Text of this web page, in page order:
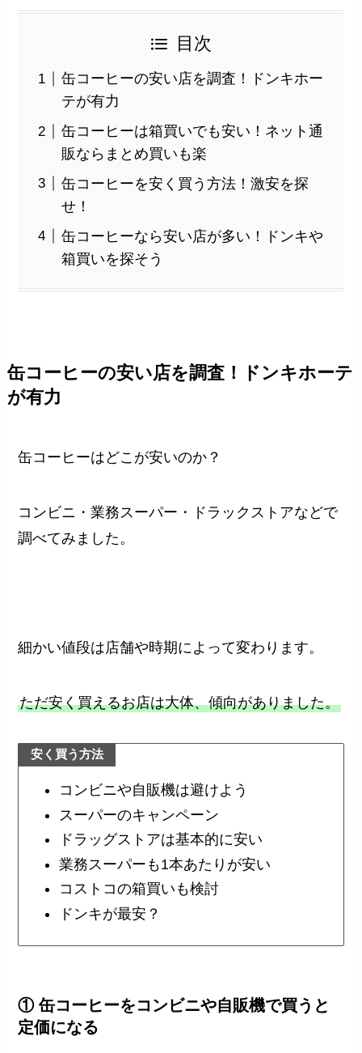
目次
缶コーヒーの安い店を調査！ドンキホー
テが有力
缶コーヒーは箱買いでも安い！ネット通
販ならまとめ買いも楽
缶コーヒーを安く買う方法！激安を探
せ！
缶コーヒーなら安い店が多い！ドンキや
箱買いを探そう
缶コーヒーの安い店を調査！ドンキホーテ
が有力
缶コーヒーはどこが安いのか？
コンビニ・業務スーパー・ドラックストアなどで
調べてみました。
細かい値段は店舗や時期によって変わります。
ただ安く買えるお店は大体、傾向がありました。
安く買う方法
コンビニや自販機は避けよう
スーパーのキャンペーン
ドラッグストアは基本的に安い
業務スーパーも1本あたりが安い
コストコの箱買いも検討
ドンキが最安？
① 缶コーヒーをコンビニや自販機で買うと
定価になる